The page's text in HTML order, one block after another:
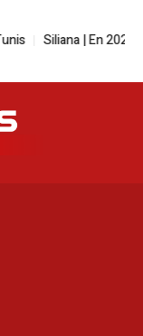
Siliana | En 2025, les